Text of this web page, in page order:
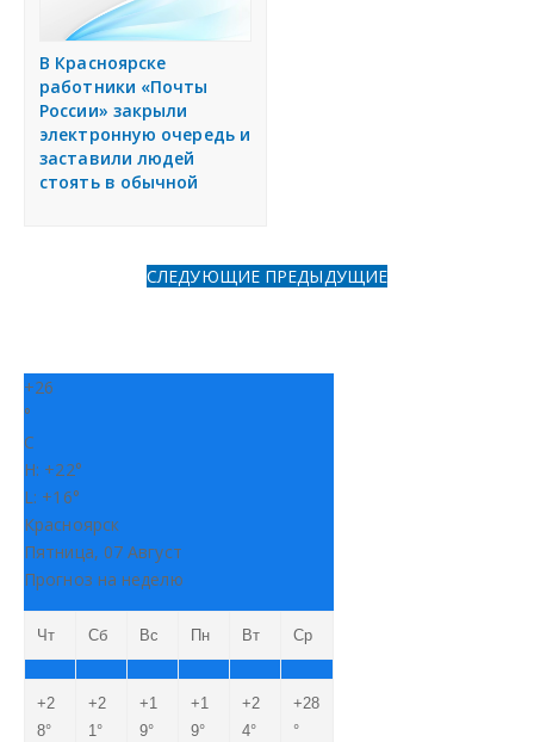
В Красноярске
работники «Почты
России» закрыли
электронную очередь и
заставили людей
стоять в обычной
СЛЕДУЮЩИЕ ПРЕДЫДУЩИЕ
+26
°
C
H: +22°
L: +16°
Красноярск
Пятница, 07 Август
Прогноз на неделю
Чт Сб Вс Пн Вт Ср
+2
8°
+2
1°
+1
9°
+1
9°
+2
4°
+28
°